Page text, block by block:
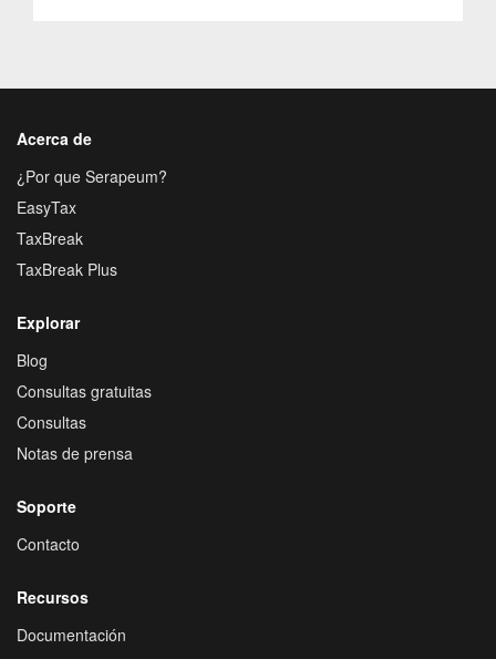
Acerca de
¿Por que Serapeum?
EasyTax
TaxBreak
TaxBreak Plus
Explorar
Blog
Consultas gratuitas
Consultas
Notas de prensa
Soporte
Contacto
Recursos
Documentación